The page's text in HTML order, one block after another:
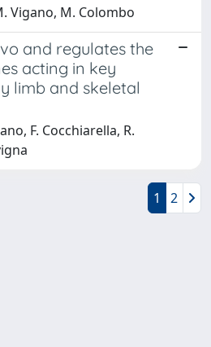
Vigano, M. Colombo
and regulates the
acting in key
limb and skeletal
F. Cocchiarella, R.
1 2